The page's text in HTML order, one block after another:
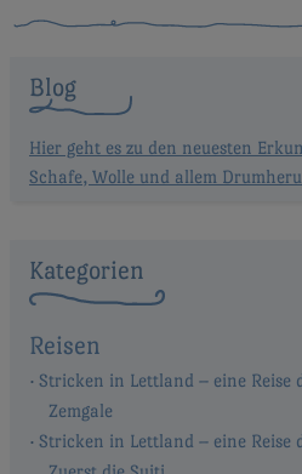
Blog
Hier geht es zu den neuesten
Schafe, Wolle und allem
Kategorien
Reisen
Stricken in Lettland – eine Reise
Zemgale
Stricken in Lettland – eine Reise